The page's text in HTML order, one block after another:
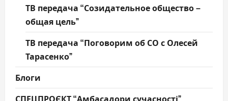
ТВ передача “Созидательное общество –
общая цель”
ТВ передача “Поговорим об СО с Олесей
Тарасенко”
Блоги